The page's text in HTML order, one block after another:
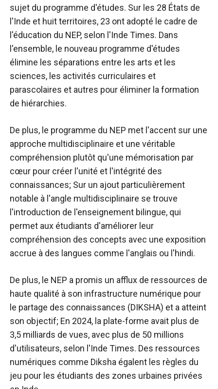
sujet du programme d'études. Sur les 28 États de
l'Inde et huit territoires, 23 ont adopté le cadre de
l'éducation du NEP, selon l'Inde Times. Dans
l'ensemble, le nouveau programme d'études
élimine les séparations entre les arts et les
sciences, les activités curriculaires et
parascolaires et autres pour éliminer la formation
de hiérarchies.
De plus, le programme du NEP met l'accent sur une
approche multidisciplinaire et une véritable
compréhension plutôt qu'une mémorisation par
cœur pour créer l'unité et l'intégrité des
connaissances; Sur un ajout particulièrement
notable à l'angle multidisciplinaire se trouve
l'introduction de l'enseignement bilingue, qui
permet aux étudiants d'améliorer leur
compréhension des concepts avec une exposition
accrue à des langues comme l'anglais ou l'hindi.
De plus, le NEP a promis un afflux de ressources de
haute qualité à son infrastructure numérique pour
le partage des connaissances (DIKSHA) et a atteint
son objectif; En 2024, la plate-forme avait plus de
3,5 milliards de vues, avec plus de 50 millions
d'utilisateurs, selon l'Inde Times. Des ressources
numériques comme Diksha égalent les règles du
jeu pour les étudiants des zones urbaines privées